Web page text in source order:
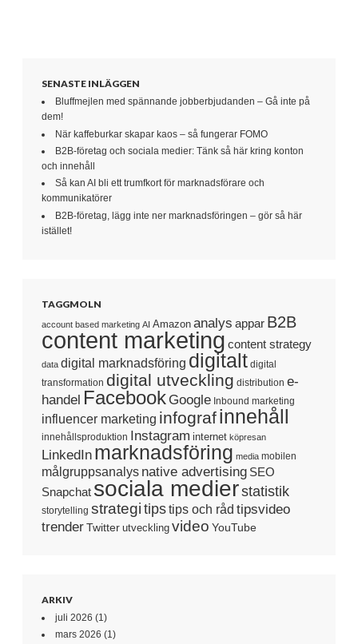
SENASTE INLÄGGEN
Bluffmejlen med spännande jobberbjudanden – Gå inte på
dem!
När kaffeburkar skapar kaos – så fungerar FOMO
B2B-företag och sociala medier: Tänk så här kring konton
och innehåll
Så kan AI bli ett trumfkort för marknadsförare och
kommunikatörer
B2B-företag, lägg inte ner marknadsföringen – gör så här
istället!
TAGGMOLN
account based marketing AI Amazon analys appar B2B
content marketing content strategy
data digital marknadsföring digitalt digital
transformation digital utveckling distribution e-
handel Facebook Google Inbound marketing
influencer marketing infografinnehåll
innehållsproduktion Instagram internet köpresan
LinkedIn marknadsföring media mobilen
målgruppsanalys native advertising SEO
Snapchat sociala medierstatistik
storytelling strategi tipstips och råd tipsvideo
trenderTwitter utveckling video YouTube
ARKIV
juli 2026 (1)
mars 2026 (1)